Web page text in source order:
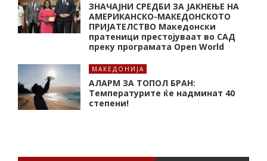
ЗНАЧАЈНИ СРЕДБИ ЗА ЈАКНЕЊЕ НА
АМЕРИКАНСКО-МАКЕДОНСКОТО
ПРИЈАТЕЛСТВО Македонски
пратеници престојуваат во САД
преку програмата Open World
МАКЕДОНИЈА
АЛАРМ ЗА ТОПОЛ БРАН:
Tемпературите ќе надминат 40
степени!